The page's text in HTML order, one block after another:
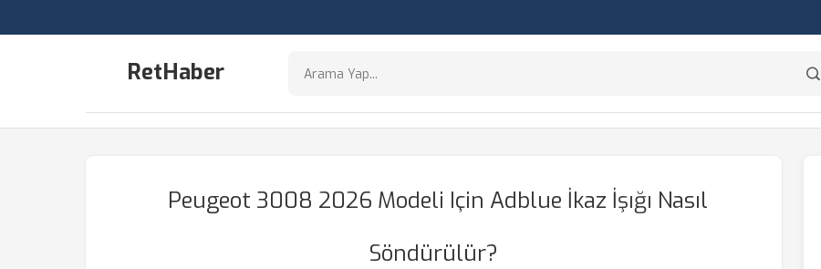
RetHaber
Peugeot 3008 2026 Modeli Için Adblue İkaz İşığı Nasıl
Söndürülür?